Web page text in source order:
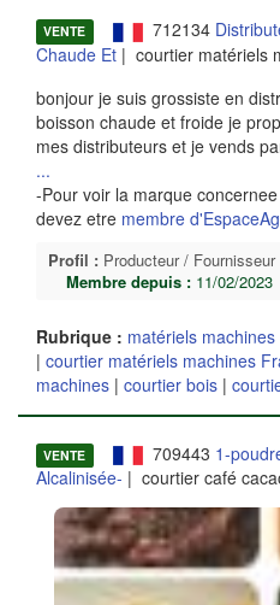
VENTE 712134
Chaude Et | courtier matériels
bonjour je suis grossiste en
boisson chaude et froide je
mes distributeurs et je vends
...
-Pour voir la marque
devez etre membre
Profil : Producteur / Fournisseur
Membre depuis : 11/02/2023
Rubrique : matériels machines
| courtier matériels machines
machines | courtier bois |
VENTE 709443 1-
Alcalinisée- | courtier café